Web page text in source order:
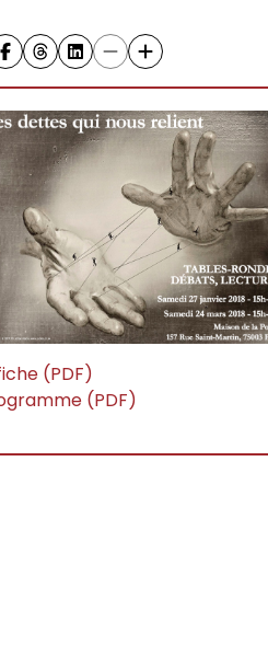
(PDF)
(PDF)